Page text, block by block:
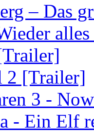
– Das
2 [Trailer]
3 -
- Ein Elf